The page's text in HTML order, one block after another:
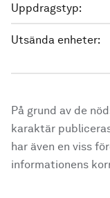
Uppdragstyp:
Utsända enheter:
På grund av de
karaktär
har även en viss
informationens